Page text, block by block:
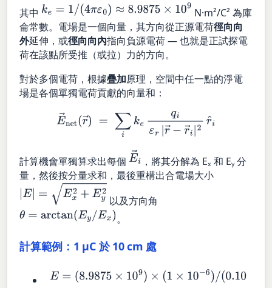
其中 ke =1/ (4πε0)≈8.9875×109
N·m²/C² 為庫
侖常數。電場是一個向量，其方向從正源電荷徑向向
外延伸，或徑向向內指向負源電荷 — 也就是正試探電
荷在該點所受推（或拉）力的方向。
對於多個電荷，根據疊加原理，空間中任一點的淨電
場是各個單獨電荷貢獻的向量和：
E→ net(r →) ∑ike qi r|r→−r→i|2r^i
計算機會單獨算求出每個E→ ，將其分解為 Eₓ 和 Eᵧ 分
量，然後按分量求和，最後重構出合電場大小
|E| =E +Ey2
以及方向角
θ =arctan(Ey/Ex) 。
計算範例：1 µC 於 10 cm 處
E= (8.9875×109 )× (1×10 −6 /(0.10)2≈8.99×105